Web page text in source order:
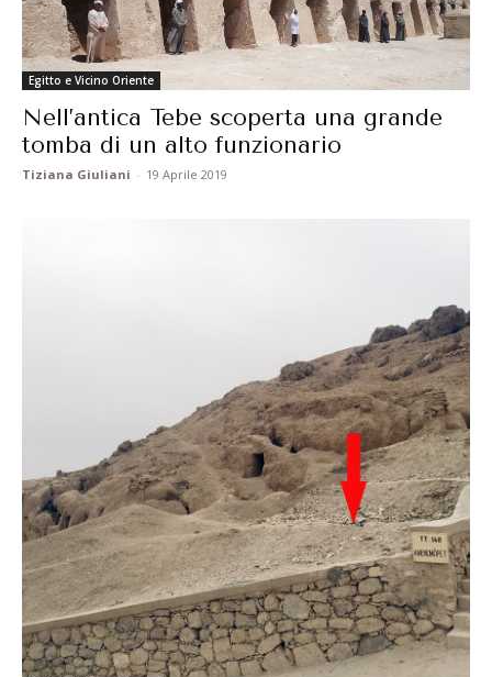
Egitto e Vicino Oriente
Nell’antica Tebe scoperta una grande
tomba di un alto funzionario
Tiziana Giuliani - 19 Aprile 2019